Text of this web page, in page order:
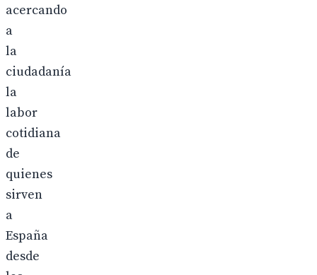
acercando
a
la
ciudadanía
la
labor
cotidiana
de
quienes
sirven
a
España
desde